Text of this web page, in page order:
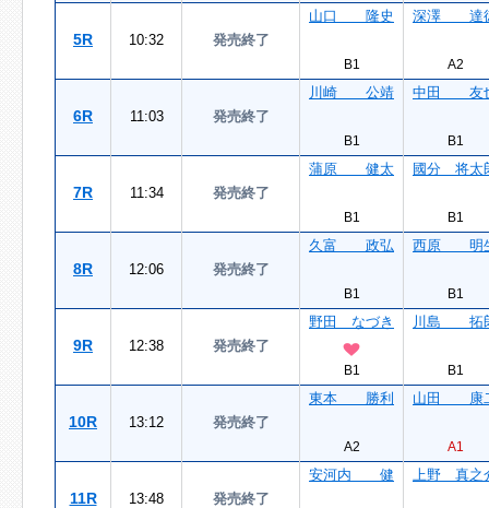
5R 10:32 発売終了
山口 隆史
B1
深澤 達
A2
6R 11:03 発売終了
川崎 公靖
B1
中田 友
B1
7R 11:34 発売終了
蒲原 健太
B1
國分 将太
B1
8R 12:06 発売終了
久富 政弘
B1
西原 明
B1
9R 12:38 発売終了
野田 なづき
B1
川島 拓
B1
10R 13:12 発売終了
東本 勝利
A2
山田 康
A1
11R 13:48 発売終了
安河内 健 上野 真之